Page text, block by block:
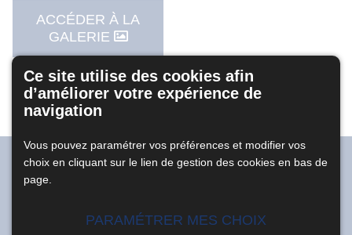
ACCÉDER À LA
GALERIE
Soumettez-nous vos questions
CONTACTEZ-NOUS
Ce site utilise des cookies afin
d’améliorer votre expérience de
navigation
Vous pouvez paramétrer vos préférences et modifier vos
choix en cliquant sur le lien de gestion des cookies en bas de
page.
PARAMÉTRER MES CHOIX